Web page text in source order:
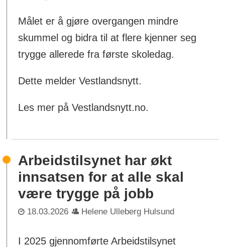
Målet er å gjøre overgangen mindre
skummel og bidra til at flere kjenner seg
trygge allerede fra første skoledag.
Dette melder Vestlandsnytt.
Les mer på Vestlandsnytt.no.
Arbeidstilsynet har økt
innsatsen for at alle skal
være trygge på jobb
18.03.2026 Helene Ulleberg Hulsund
I 2025 gjennomførte Arbeidstilsynet